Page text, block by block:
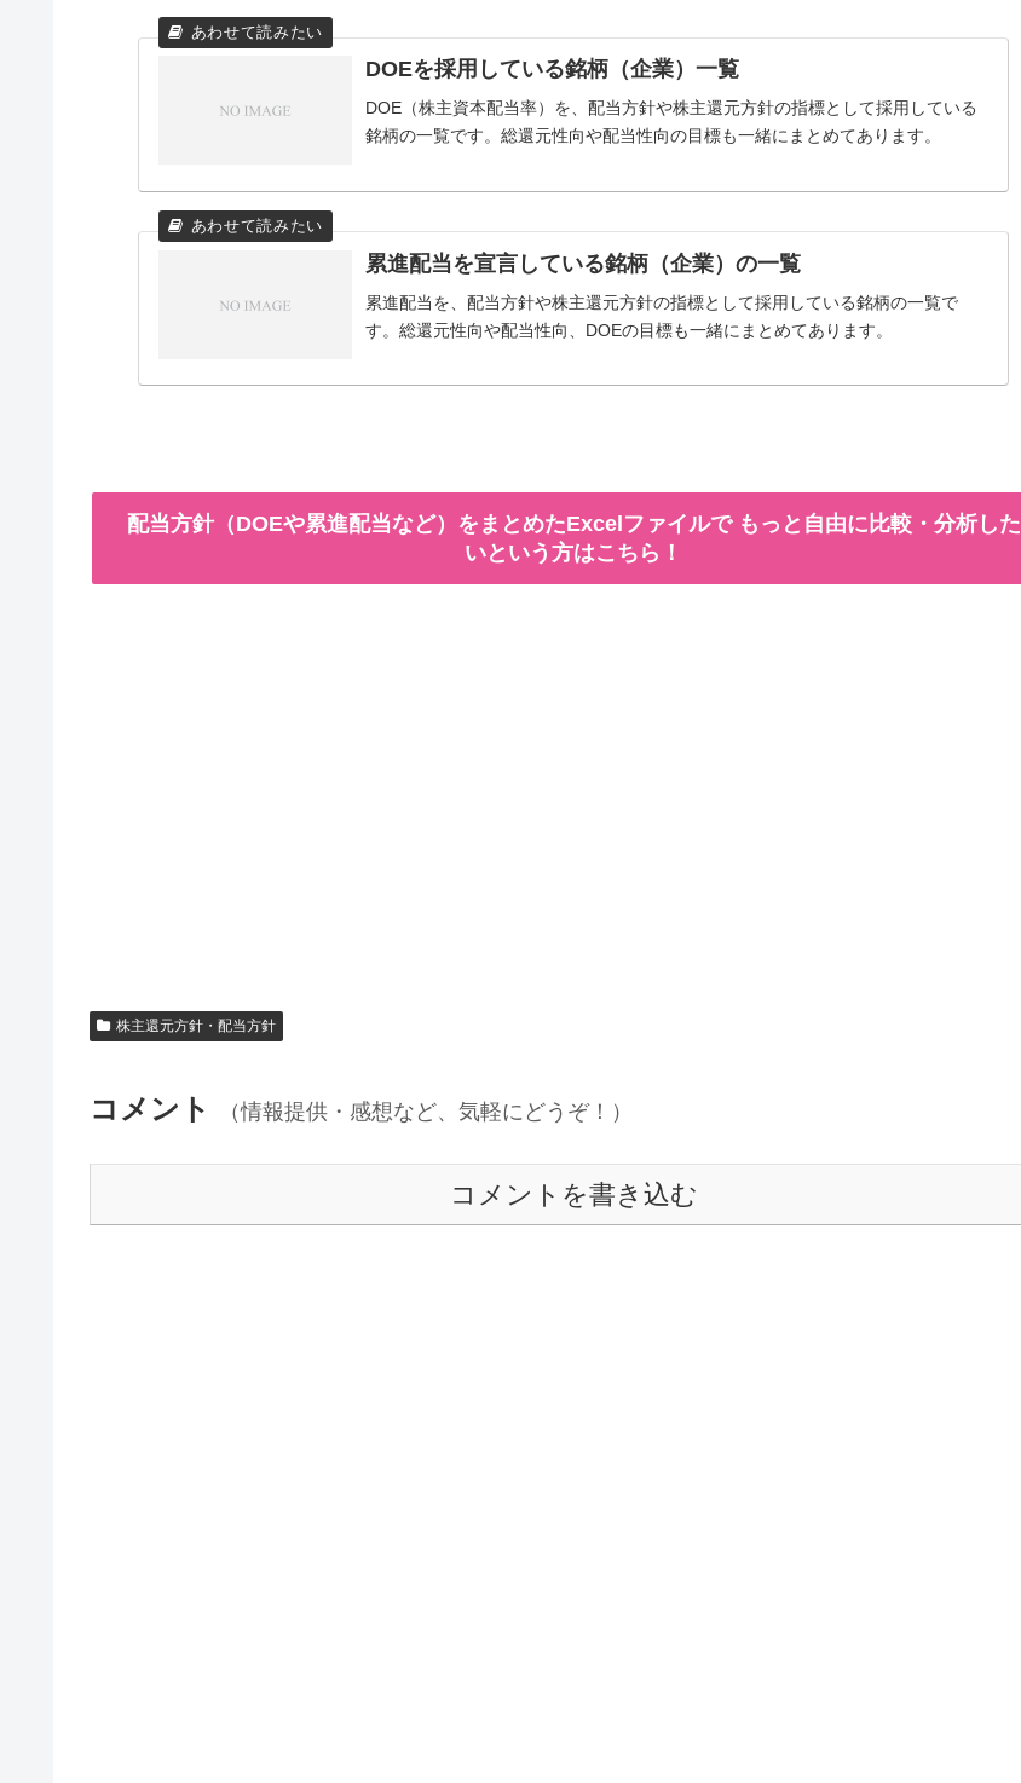
DOEを採用している銘柄（企業）一覧
DOE（株主資本配当率）を、配当方針や株主還元方針の指標として採用している
銘柄の一覧です。総還元性向や配当性向の目標も一緒にまとめてあります。
累進配当を宣言している銘柄（企業）の一覧
累進配当を、配当方針や株主還元方針の指標として採用している銘柄の一覧で
す。総還元性向や配当性向、DOEの目標も一緒にまとめてあります。
配当方針（DOEや累進配当など）をまとめたExcelファイルで もっと自由に比較・分析した
いという方はこちら！
株主還元方針・配当方針
コメント （情報提供・感想など、気軽にどうぞ！）
コメントを書き込む